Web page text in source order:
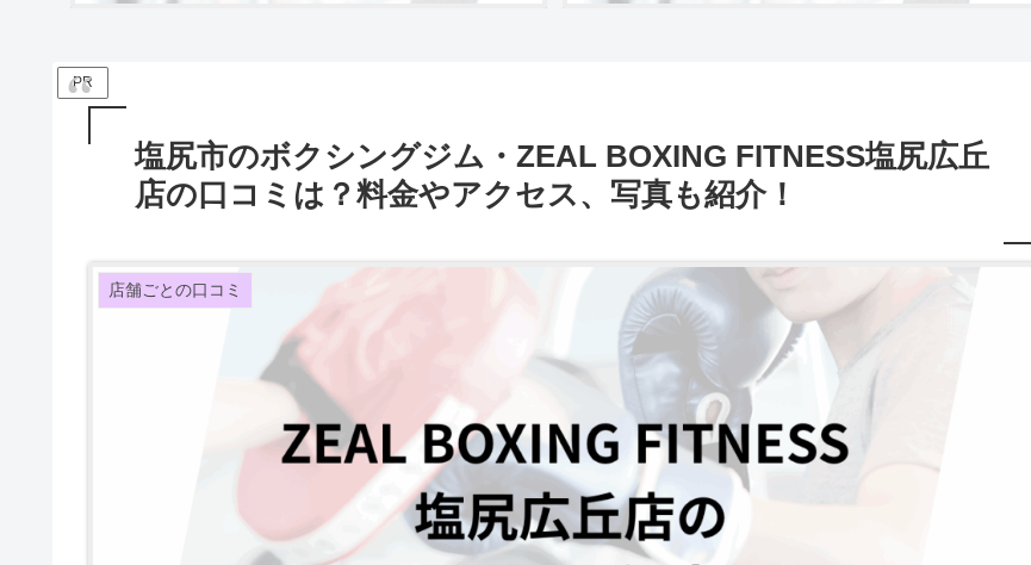
PR
塩尻市のボクシングジム・ZEAL BOXING FITNESS塩尻広丘
店の口コミは？料金やアクセス、写真も紹介！
店舗ごとの口コミ